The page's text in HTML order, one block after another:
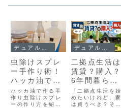
虫除けスプレ
ー手作り術！
ハッカ油で約
90％節約
ハッカ油で作る手
作り虫除けスプレ
ーの作り方を紹
二拠点生活は
賃貸？購入？
6年間暮らし
た本音を公開
「二拠点生活を始
めたいけれど、家
は買うべき？それ